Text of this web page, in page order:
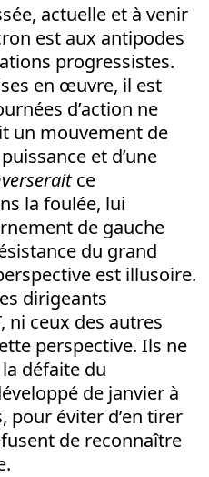
actuelle et à venir
est aux antipodes
progressistes.
en œuvre, il est
d’action ne
un mouvement de
et d’une
ce
la foulée, lui
de gauche
du grand
est illusoire.
dirigeants
ni ceux des autres
perspective. Ils ne
défaite du
de janvier à
pour éviter d’en tirer
de reconnaître